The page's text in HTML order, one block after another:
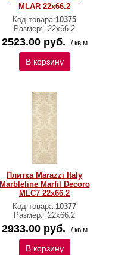
MLAR 22х66.2
Код товара:10375
Размер: 22х66.2
2523.00 руб. / кв.м
В корзину
Плитка Marazzi Italy
Marbleline Marfil Decoro
MLC7 22х66.2
Код товара:10377
Размер: 22х66.2
2933.00 руб. / кв.м
В корзину